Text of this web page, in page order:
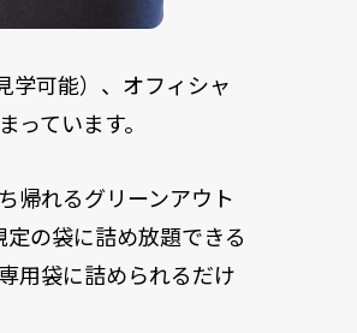
学可能）、オフィシャ
ています。
帰れるグリーンアウト
の袋に詰め放題できる
用袋に詰められるだけ